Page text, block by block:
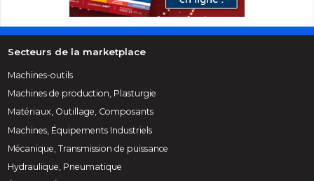
Secteurs de la marketplace
Machines-outils
Machines de production, Plasturgie
Matériaux, Outillage, Composants
Machines, Équipements Industriels
Mécanique, Transmission de puissance
Hydraulique, Pneumatique